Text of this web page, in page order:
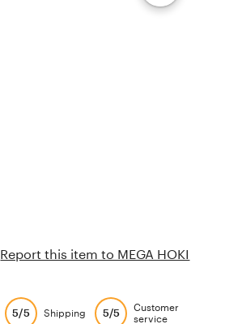
Report this item to MEGA HOKI
5/5 Shipping 5/5
Customer
service